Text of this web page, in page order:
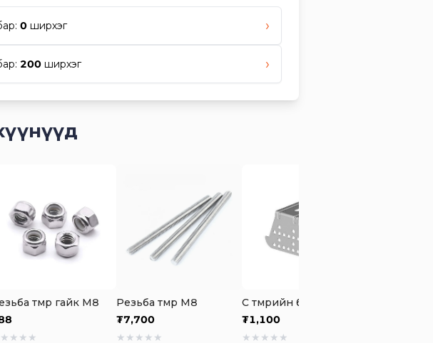
: 0 ширхэг ›
: 200 ширхэг ›
төмөр гайк М8
★ ★ ★ ★
Резьба төмөр М8
₮7,700
★ ★ ★ ★ ★
₮1,100
★ ★ ★ ★ ★